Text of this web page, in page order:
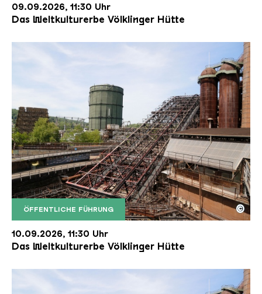
09.09.2026, 11:30 Uhr
Das Weltkulturerbe Völklinger Hütte
ÖFFENTLICHE FÜHRUNG
Der Erzschrägaufzug der Völklinger Hütte mit
Copyright: Weltkulturerbe Völklinger Hütte | Karl
©
10.09.2026, 11:30 Uhr
Das Weltkulturerbe Völklinger Hütte